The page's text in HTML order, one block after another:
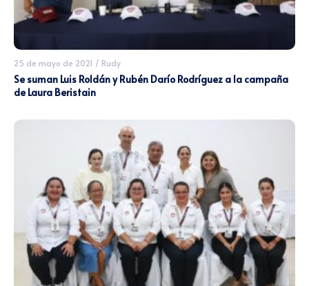
25 de mayo de 2021 / Rudy
Se suman Luis Roldán y Rubén Darío Rodríguez a la campaña
de Laura Beristain